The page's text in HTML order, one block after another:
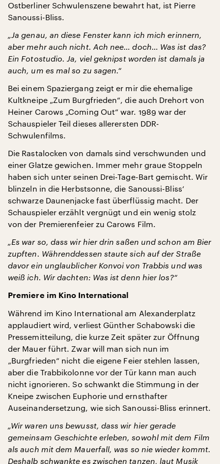
Ostberliner Schwulenszene bewahrt hat, ist Pierre
Sanoussi-Bliss.
„Ja genau, an diese Fenster kann ich mich erinnern,
aber mehr auch nicht. Ach nee… doch… Was ist das?
Ein Fotostudio. Ja, viel geknipst worden ist damals ja
auch, um es mal so zu sagen.“
Bei einem Spaziergang zeigt er mir die ehemalige
Kultkneipe „Zum Burgfrieden“, die auch Drehort von
Heiner Carows „Coming Out“ war. 1989 war der
Schauspieler Teil dieses allerersten DDR-
Schwulenfilms.
Die Rastalocken von damals sind verschwunden und
einer Glatze gewichen. Immer mehr graue Stoppeln
haben sich unter seinen Drei-Tage-Bart gemischt. Wir
blinzeln in die Herbstsonne, die Sanoussi-Bliss‘
schwarze Daunenjacke fast überflüssig macht. Der
Schauspieler erzählt vergnügt und ein wenig stolz
von der Premierenfeier zu Carows Film.
„Es war so, dass wir hier drin saßen und schon am Bier
zupften. Währenddessen staute sich auf der Straße
davor ein unglaublicher Konvoi von Trabbis und was
weiß ich. Wir dachten: Was ist denn hier los?“
Premiere im Kino International
Während im Kino International am Alexanderplatz
applaudiert wird, verliest Günther Schabowski die
Pressemitteilung, die kurze Zeit später zur Öffnung
der Mauer führt. Zwar will man sich nun im
„Burgfrieden“ nicht die eigene Feier stehlen lassen,
aber die Trabbikolonne vor der Tür kann man auch
nicht ignorieren. So schwankt die Stimmung in der
Kneipe zwischen Euphorie und ernsthafter
Auseinandersetzung, wie sich Sanoussi-Bliss erinnert.
„Wir waren uns bewusst, dass wir hier gerade
gemeinsam Geschichte erleben, sowohl mit dem Film
als auch mit dem Mauerfall, was so nie wieder kommt.
Deshalb schwankte es zwischen tanzen, laut Musik